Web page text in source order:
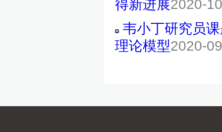
得新进展2020-
韦小丁研究员
理论模型2020-